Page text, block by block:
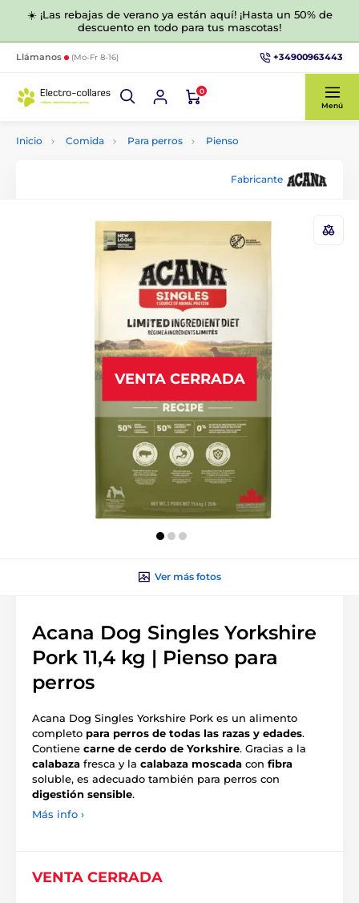
☀️ ¡Las rebajas de verano ya están aquí! ¡Hasta un 50% de
descuento en todo para tus mascotas!
Llámanos (Mo-Fr 8-16) +34900963443
0
Menú
Inicio Comida Para perros Pienso
Fabricante
VENTA CERRADA
Ver más fotos
Acana Dog Singles Yorkshire
Pork 11,4 kg | Pienso para
perros
Acana Dog Singles Yorkshire Pork es un alimento
completo para perros de todas las razas y edades.
Contiene carne de cerdo de Yorkshire. Gracias a la
calabaza fresca y la calabaza moscada con fibra
soluble, es adecuado también para perros con
digestión sensible.
Más info ›
VENTA CERRADA